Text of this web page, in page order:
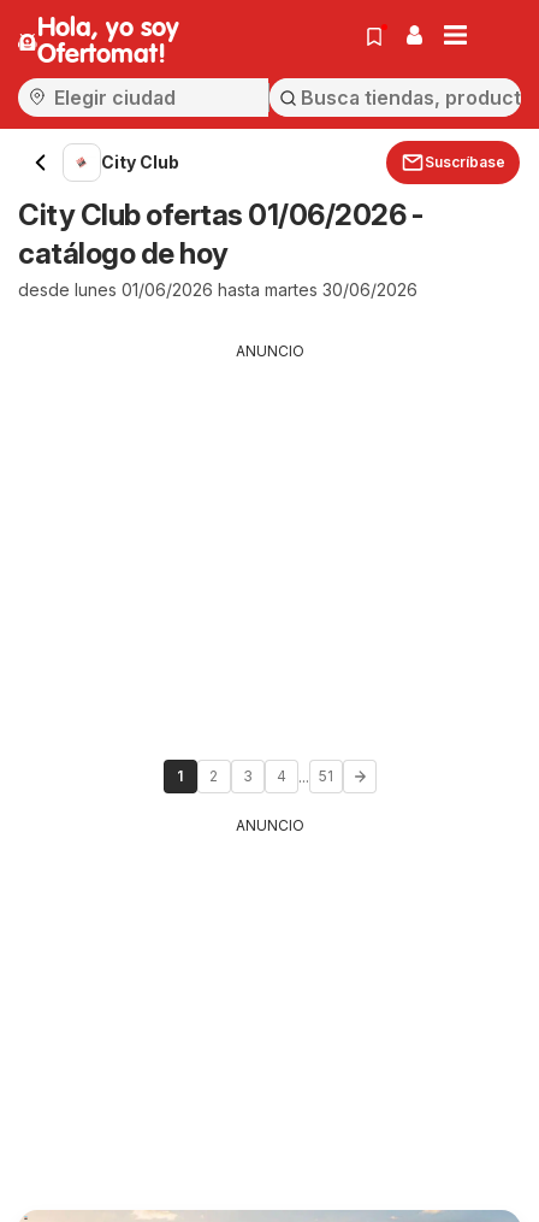
Hola, yo soy
Ofertomat!
City Club Suscríbase
City Club ofertas 01/06/2026 -
catálogo de hoy
desde lunes 01/06/2026 hasta martes 30/06/2026
ANUNCIO
1 2 3 4 ... 51
ANUNCIO